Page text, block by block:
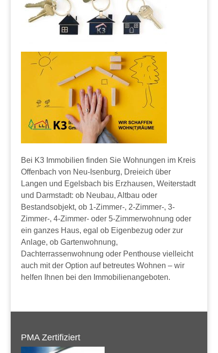
Bei K3 Immobilien finden Sie Wohnungen im Kreis
Offenbach von Neu-Isenburg, Dreieich über
Langen und Egelsbach bis Erzhausen, Weiterstadt
und Darmstadt: ob Neubau, Altbau oder
Bestandsobjekt, ob 1-Zimmer-, 2-Zimmer-, 3-
Zimmer-, 4-Zimmer- oder 5-Zimmerwohnung oder
ein ganzes Haus, egal ob Eigenbezug oder zur
Anlage, ob Gartenwohnung,
Dachterrassenwohnung oder Penthouse vielleicht
auch mit der Option auf betreutes Wohnen – wir
helfen Ihnen bei den Immobilienangeboten.
PMA Zertifiziert